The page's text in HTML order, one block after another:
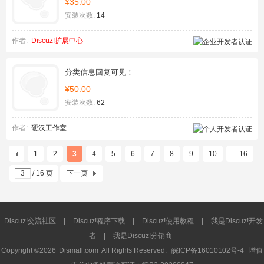
安装次数: 14
作者: Discuz!扩展中心
分类信息回复可见！
¥50.00
安装次数: 62
作者: 硬汉工作室
1 2 3 4 5 6 7 8 9 10 ... 16
/ 16 页 下一页
Discuz!交流社区 Discuz!程序下载 Discuz!使用教程
我是Discuz!开发
者
我是Discuz!分销商
Copyright ©2026 Dismall.com All Rights Reserved. 皖ICP备16010102号-4 增值